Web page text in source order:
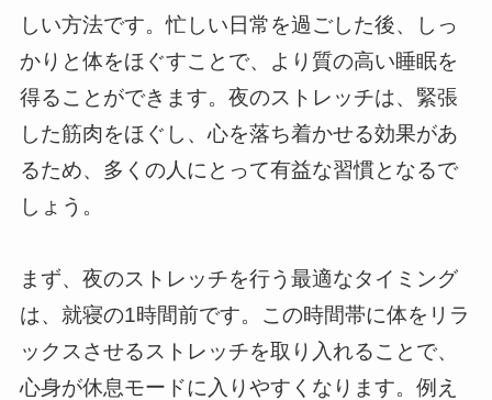
しい方法です。忙しい日常を過ごした後、しっ
かりと体をほぐすことで、より質の高い睡眠を
得ることができます。夜のストレッチは、緊張
した筋肉をほぐし、心を落ち着かせる効果があ
るため、多くの人にとって有益な習慣となるで
しょう。
まず、夜のストレッチを行う最適なタイミング
は、就寝の1時間前です。この時間帯に体をリラ
ックスさせるストレッチを取り入れることで、
心身が休息モードに入りやすくなります。例え